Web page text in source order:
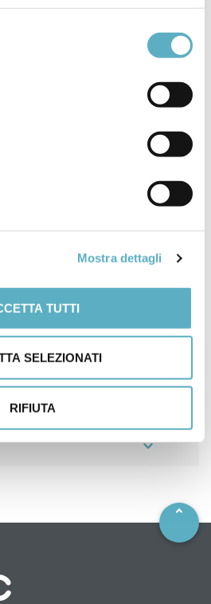
Mostra dettagli
TUTTI
SELEZIONATI
RIFIUTA
esame, ispezione e
tipo, quali prodotti […]